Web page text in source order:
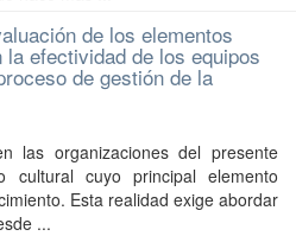
de los elementos
efectividad de los equipos
de gestión de la
las organizaciones del presente
cultural cuyo principal elemento
Esta realidad exige abordar
...